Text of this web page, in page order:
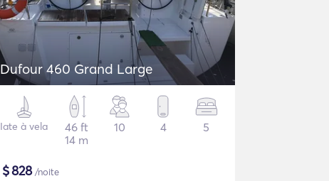
Dufour 460 Grand Large
Iate à vela
46 ft
14 m
10 4 5
$828/noite